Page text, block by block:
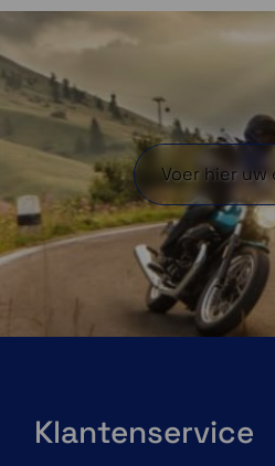
Klantenservice